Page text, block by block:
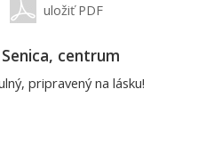
uložiť PDF
centrum
pripravený na lásku!